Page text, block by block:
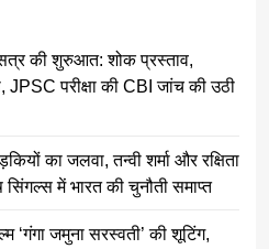
की शुरुआत: शोक प्रस्ताव,
JPSC परीक्षा की CBI जांच की उठी
का जलवा, तन्वी शर्मा और रक्षिता
सिंगल्स में भारत की चुनौती समाप्त
‘गंगा जमुना सरस्वती’ की शूटिंग,